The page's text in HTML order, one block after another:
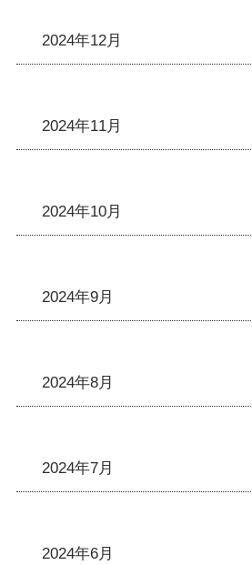
2024年12月
2024年11月
2024年10月
2024年9月
2024年8月
2024年7月
2024年6月